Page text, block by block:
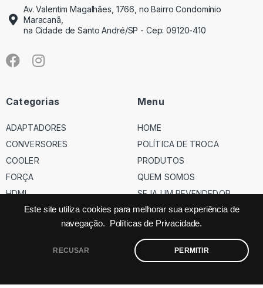
Este site utiliza cookies para melhorar sua experiência de
navegação.
Políticas de Privacidade.
RECUSAR PERMITIR
Av. Valentim Magalhães, 1766, no Bairro Condomínio
Maracanã,
na Cidade de Santo André/SP - Cep: 09120-410
Categorias
ADAPTADORES
CONVERSORES
COOLER
FORÇA
HDMI
Menu
HOME
POLÍTICA DE TROCA
PRODUTOS
QUEM SOMOS
SEJA UM REVENDEDOR